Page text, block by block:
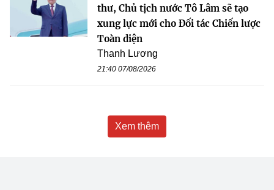
thư, Chủ tịch nước Tô Lâm sẽ tạo
xung lực mới cho Đối tác Chiến lược
Toàn diện
Thanh Lương
21:40 07/08/2026
Xem thêm